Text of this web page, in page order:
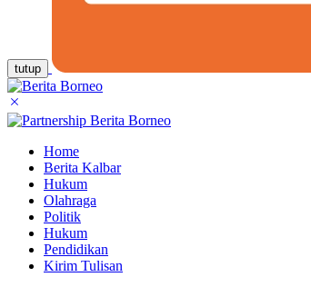
tutup
Home
Berita Kalbar
Hukum
Olahraga
Politik
Hukum
Pendidikan
Kirim Tulisan